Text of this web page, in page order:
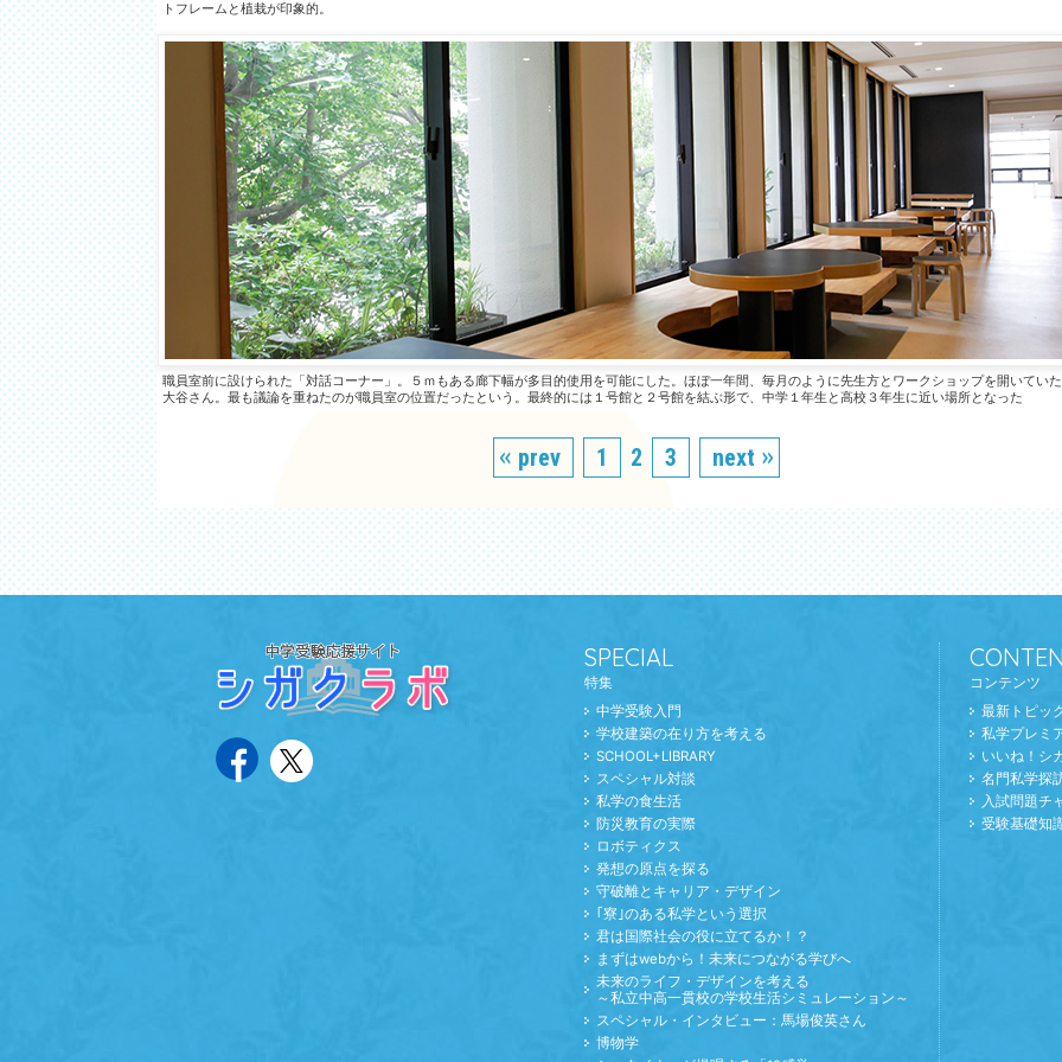
トフレームと植栽が印象的。
職員室前に設けられた「対話コーナー」。５ｍもある廊下幅が多目的使用を可能にした。ほぼ一年間、毎月のように先生方とワークショップを開いてい
大谷さん。最も議論を重ねたのが職員室の位置だったという。最終的には１号館と２号館を結ぶ形で、中学１年生と高校３年生に近い場所となった
prev 1 2 3 next
SPECIAL
特集
中学受験入門
学校建築の在り方を考える
SCHOOL+LIBRARY
スペシャル対談
私学の食生活
防災教育の実際
ロボティクス
発想の原点を探る
守破離とキャリア・デザイン
｢寮｣のある私学という選択
君は国際社会の役に立てるか！？
まずはwebから！未来につながる学びへ
未来のライフ・デザインを考える
～私立中高一貫校の学校生活シミュレーション～
スペシャル・インタビュー：馬場俊英さん
博物学
コンテンツ
最新トピッ
私学プレミ
いいね！シ
名門私学探
入試問題チ
受験基礎知